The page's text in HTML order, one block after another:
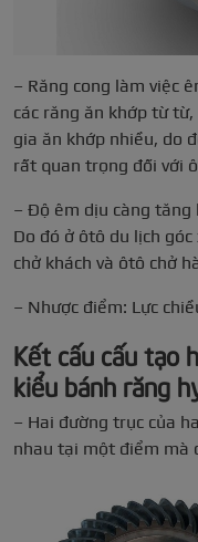
– Răng cong làm việc
các răng ăn khớp từ
gia ăn khớp nhiều, do
rất quan trọng đối với
– Độ êm dịu càng tăng
Do đó ở ôtô du lịch
chở khách và ôtô chở
– Nhược điểm: Lực
Kết cấu cấu tạo
kiểu bánh răng
– Hai đường trục của
nhau tại một điểm mà